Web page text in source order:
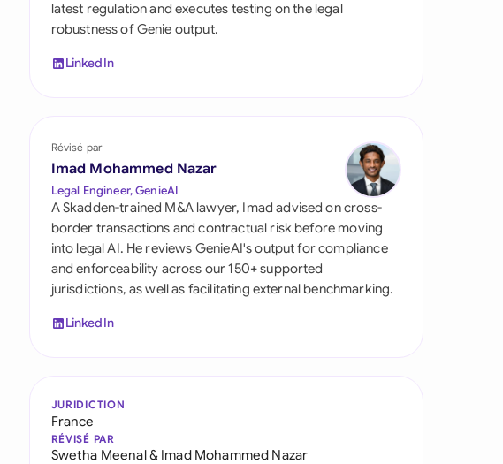
South Africa
United Kingdom
United States
latest regulation and executes testing on the legal
robustness of Genie output.
LinkedIn
Révisé par
Imad Mohammed Nazar
Legal Engineer, GenieAI
A Skadden-trained M&A lawyer, Imad advised on cross-
border transactions and contractual risk before moving
into legal AI. He reviews GenieAI's output for compliance
and enforceability across our 150+ supported
jurisdictions, as well as facilitating external benchmarking.
LinkedIn
JURIDICTION
France
RÉVISÉ PAR
Swetha Meenal& Imad Mohammed Nazar